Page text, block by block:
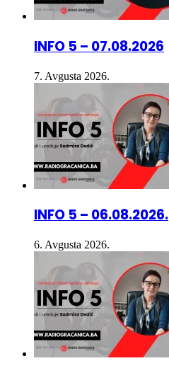
INFO 5 – 07.08.2026
7. Avgusta 2026.
INFO 5 – 06.08.2026.
6. Avgusta 2026.
INFO 5 – 05.08.2026